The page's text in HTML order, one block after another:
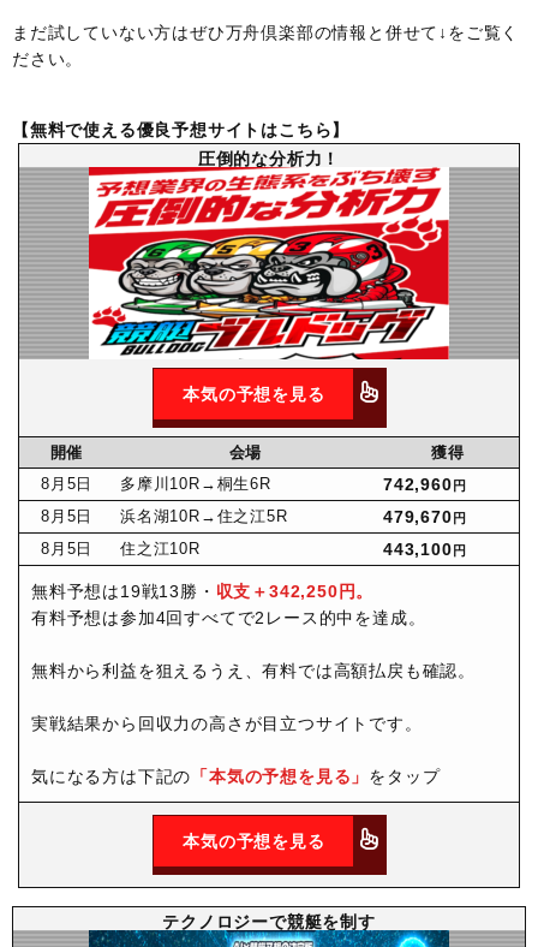
まだ試していない方はぜひ万舟倶楽部の情報と併せて↓をご覧く
ださい。
【無料で使える優良予想サイトはこちら】
圧倒的な分析力！
本気の予想を見る
開催 会場
獲得
8月 5日 多摩川10R →桐生6R 742,960 円
8月 5日 浜名湖10R →住之江5R 479,670 円
8月 5日 住之江10R 443,100 円
無料予想は19戦13勝・ 収支＋342,250円。
有料予想は参加4回すべてで2レース的中を達成。
無料から利益を狙えるうえ、有料では高額払戻も確認。
実戦結果から回収力の高さが目立つサイトです。
気になる方は下記の 「本気の予想を見る」 をタップ
本気の予想を見る
テクノロジーで競艇を制す